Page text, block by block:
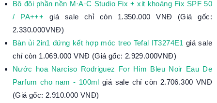
Bộ đôi phần nền M·A·C Studio Fix + xịt khoáng Fix SPF 50
/ PA+++ giá sale chỉ còn 1.350.000 VNĐ (Giá gốc:
2.330.000VNĐ)
Bàn ủi 2in1 đứng kết hợp móc treo Tefal IT3274E1 giá sale
chỉ còn 1.069.000 VNĐ (Giá gốc: 2.929.000VNĐ)
Nước hoa Narciso Rodriguez For Him Bleu Noir Eau De
Parfum cho nam - 100ml giá sale chỉ còn 2.706.300 VNĐ
(Giá gốc: 2.910.000 VNĐ)